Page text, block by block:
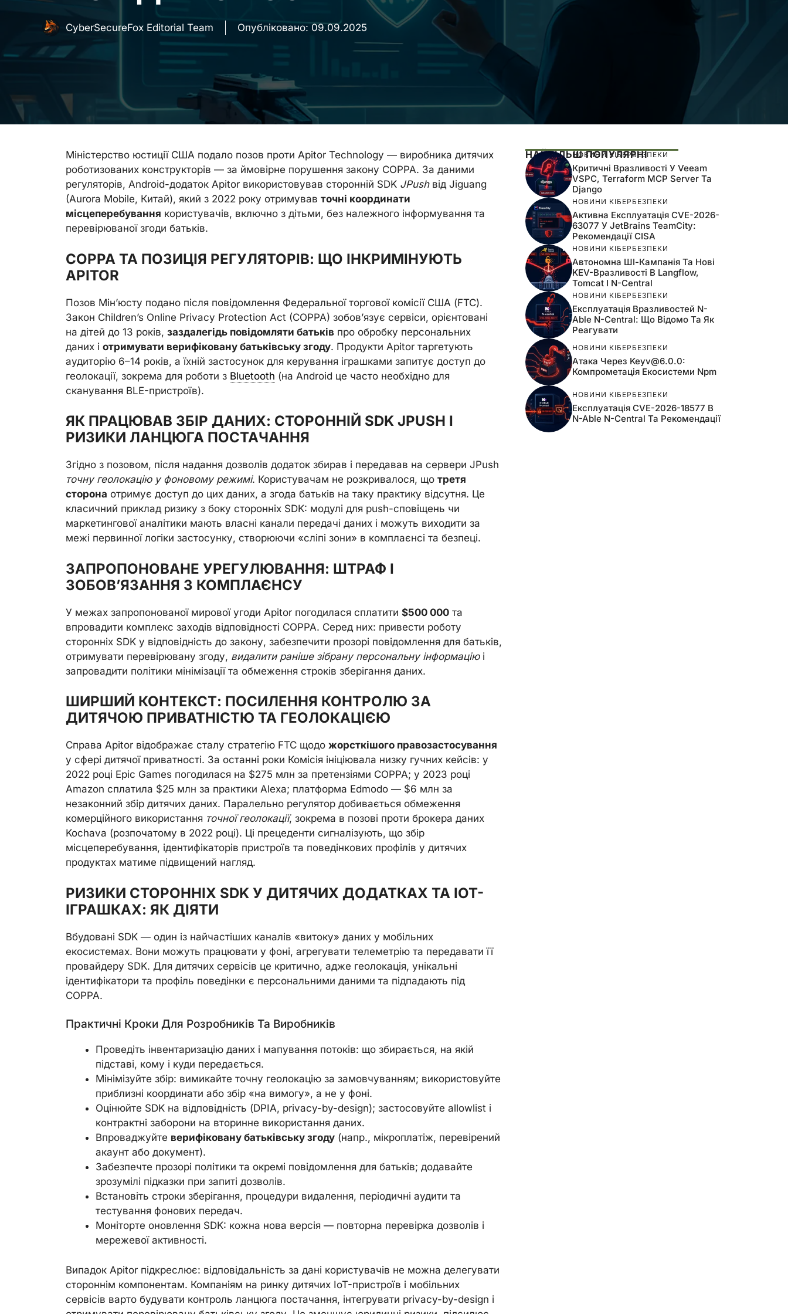
CyberSecureFox Editorial Team Опубліковано:09.09.2025
Міністерство юстиції США подало позов проти Apitor Technology — виробника дитячих
роботизованих конструкторів — за ймовірне порушення закону COPPA. За даними
регуляторів, Android-додаток Apitor використовував сторонній SDK JPushвід Jiguang
(Aurora Mobile, Китай), який з 2022 року отримував точні координати
місцеперебування користувачів, включно з дітьми, без належного інформування та
перевірюваної згоди батьків.
COPPA ТА ПОЗИЦІЯ РЕГУЛЯТОРІВ: ЩО ІНКРИМІНУЮТЬ
APITOR
Позов Мін’юсту подано після повідомлення Федеральної торгової комісії США (FTC).
Закон Children’s Online Privacy Protection Act (COPPA) зобов’язує сервіси, орієнтовані
на дітей до 13 років, заздалегідь повідомляти батьків про обробку персональних
даних і отримувати верифіковану батьківську згоду. Продукти Apitor таргетують
аудиторію 6–14 років, а їхній застосунок для керування іграшками запитує доступ до
геолокації, зокрема для роботи з Bluetooth (на Android це часто необхідно для
сканування BLE-пристроїв).
ЯК ПРАЦЮВАВ ЗБІР ДАНИХ: СТОРОННІЙ SDK JPUSH І
РИЗИКИ ЛАНЦЮГА ПОСТАЧАННЯ
Згідно з позовом, після надання дозволів додаток збирав і передавав на сервери JPush
точну геолокацію у фоновому режимі. Користувачам не розкривалося, що третя
сторона отримує доступ до цих даних, а згода батьків на таку практику відсутня. Це
класичний приклад ризику з боку сторонніх SDK: модулі для push-сповіщень чи
маркетингової аналітики мають власні канали передачі даних і можуть виходити за
межі первинної логіки застосунку, створюючи «сліпі зони» в комплаєнсі та безпеці.
ЗАПРОПОНОВАНЕ УРЕГУЛЮВАННЯ: ШТРАФ І
ЗОБОВ’ЯЗАННЯ З КОМПЛАЄНСУ
У межах запропонованої мирової угоди Apitor погодилася сплатити $500 000 та
впровадити комплекс заходів відповідності COPPA. Серед них: привести роботу
сторонніх SDK у відповідність до закону, забезпечити прозорі повідомлення для батьків,
отримувати перевірювану згоду, видалити раніше зібрану персональну інформаціюі
запровадити політики мінімізації та обмеження строків зберігання даних.
ШИРШИЙ КОНТЕКСТ: ПОСИЛЕННЯ КОНТРОЛЮ ЗА
ДИТЯЧОЮ ПРИВАТНІСТЮ ТА ГЕОЛОКАЦІЄЮ
Справа Apitor відображає сталу стратегію FTC щодо жорсткішого правозастосування
у сфері дитячої приватності. За останні роки Комісія ініціювала низку гучних кейсів: у
2022 році Epic Games погодилася на $275 млн за претензіями COPPA; у 2023 році
Amazon сплатила $25 млн за практики Alexa; платформа Edmodo — $6 млн за
незаконний збір дитячих даних. Паралельно регулятор добивається обмеження
комерційного використання точної геолокації, зокрема в позові проти брокера даних
Kochava (розпочатому в 2022 році). Ці прецеденти сигналізують, що збір
місцеперебування, ідентифікаторів пристроїв та поведінкових профілів у дитячих
продуктах матиме підвищений нагляд.
РИЗИКИ СТОРОННІХ SDK У ДИТЯЧИХ ДОДАТКАХ ТА IOT-
ІГРАШКАХ: ЯК ДІЯТИ
Вбудовані SDK — один із найчастіших каналів «витоку» даних у мобільних
екосистемах. Вони можуть працювати у фоні, агрегувати телеметрію та передавати її
провайдеру SDK. Для дитячих сервісів це критично, адже геолокація, унікальні
ідентифікатори та профіль поведінки є персональними даними та підпадають під
COPPA.
Практичні Кроки Для Розробників Та Виробників
Проведіть інвентаризацію даних і мапування потоків: що збирається, на якій
підставі, кому і куди передається.
Мінімізуйте збір: вимикайте точну геолокацію за замовчуванням; використовуйте
приблизні координати або збір «на вимогу», а не у фоні.
Оцінюйте SDK на відповідність (DPIA, privacy-by-design); застосовуйте allowlist і
контрактні заборони на вторинне використання даних.
Впроваджуйте верифіковану батьківську згоду (напр., мікроплатіж, перевірений
акаунт або документ).
Забезпечте прозорі політики та окремі повідомлення для батьків; додавайте
зрозумілі підказки при запиті дозволів.
Встановіть строки зберігання, процедури видалення, періодичні аудити та
тестування фонових передач.
Моніторте оновлення SDK: кожна нова версія — повторна перевірка дозволів і
мережевої активності.
Випадок Apitor підкреслює: відповідальність за дані користувачів не можна делегувати
стороннім компонентам. Компаніям на ринку дитячих IoT-пристроїв і мобільних
сервісів варто будувати контроль ланцюга постачання, інтегрувати privacy-by-design і
НАЙБІЛЬШ ПОПУЛЯРНІ
НОВИНИ КІБЕРБЕЗПЕКИ
Критичні Вразливості У Veeam
VSPC, Terraform MCP Server Та
Django
НОВИНИ КІБЕРБЕЗПЕКИ
Активна Експлуатація CVE-2026-
63077 У JetBrains TeamCity:
Рекомендації CISA
НОВИНИ КІБЕРБЕЗПЕКИ
Автономна ШІ-Кампанія Та Нові
KEV-Вразливості В Langflow,
Tomcat І N-Central
НОВИНИ КІБЕРБЕЗПЕКИ
Експлуатація Вразливостей N-
Able N-Central: Що Відомо Та Як
Реагувати
НОВИНИ КІБЕРБЕЗПЕКИ
Атака Через Keyv@6.0.0:
Компрометація Екосистеми Npm
НОВИНИ КІБЕРБЕЗПЕКИ
Експлуатація CVE-2026-18577 В
N-Able N-Central Та Рекомендації